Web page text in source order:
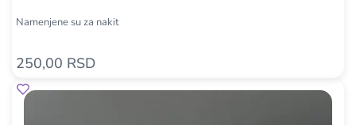
Namenjene su za nakit
250,00 RSD